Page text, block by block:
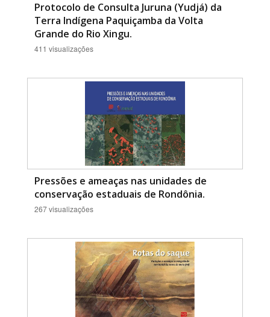
Protocolo de Consulta Juruna (Yudjá) da
Terra Indígena Paquiçamba da Volta
Grande do Rio Xingu.
411 visualizações
Pressões e ameaças nas unidades de
conservação estaduais de Rondônia.
267 visualizações